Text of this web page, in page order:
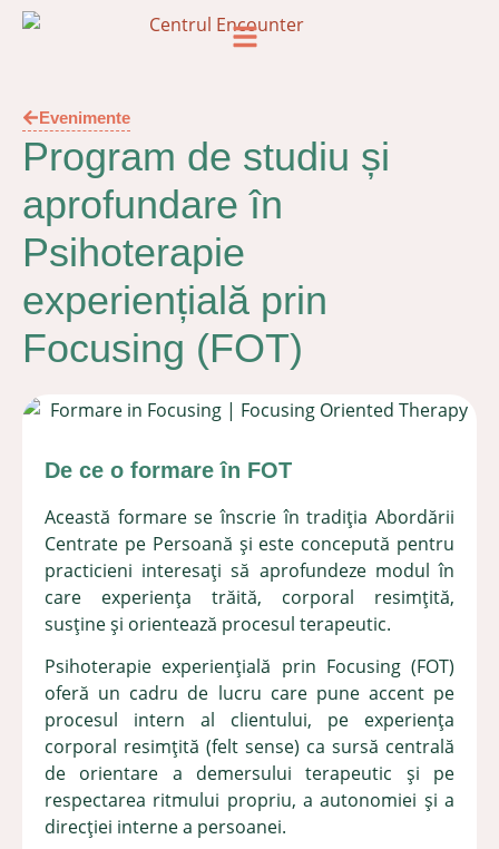
Evenimente
Program de studiu și
aprofundare în
Psihoterapie
experiențială prin
Focusing (FOT)
De ce o formare în FOT
Această formare se înscrie în tradiția Abordării
Centrate pe Persoană și este concepută pentru
practicieni interesați să aprofundeze modul în
care experiența trăită, corporal resimțită,
susține și orientează procesul terapeutic.
Psihoterapie experiențială prin Focusing (FOT)
oferă un cadru de lucru care pune accent pe
procesul intern al clientului, pe experiența
corporal resimțită (felt sense) ca sursă centrală
de orientare a demersului terapeutic și pe
respectarea ritmului propriu, a autonomiei și a
direcției interne a persoanei.